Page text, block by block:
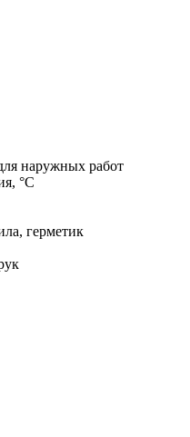
наружных работ
°С
герметик